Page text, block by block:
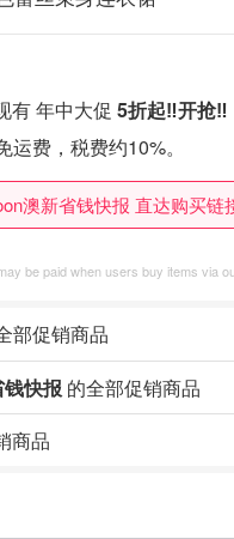
有 年中大促 5折起‼️开抢‼️
费，税费约10%。
澳新省钱快报 直达购买
be paid when users buy items via
部促销商品
快报 的全部促销商品
商品